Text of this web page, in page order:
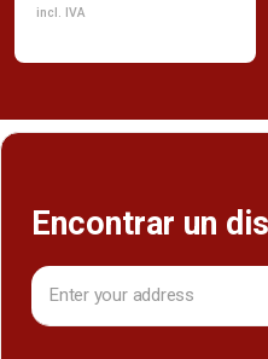
incl. IVA
Encontrar un